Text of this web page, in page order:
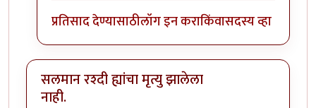
प्रतिसाद देण्यासाठीलॉग इन कराकिंवासदस्य व्हा
सलमान रश्दी ह्यांचा मृत्यु झालेला
नाही.